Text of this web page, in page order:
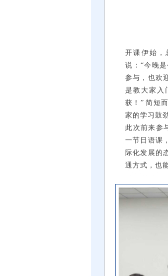
开课伊始，
说：“今晚
参与，也欢
是教大家入
获！” 简短
家的学习鼓
此次前来参
一节日语课
际化发展的
通方式，也